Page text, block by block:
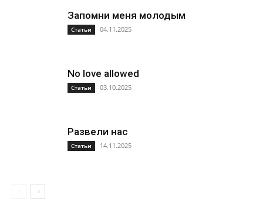
Запомни меня молодым
Статьи 04.11.2025
No love allowed
Статьи 03.10.2025
Развели нас
Статьи 14.11.2025